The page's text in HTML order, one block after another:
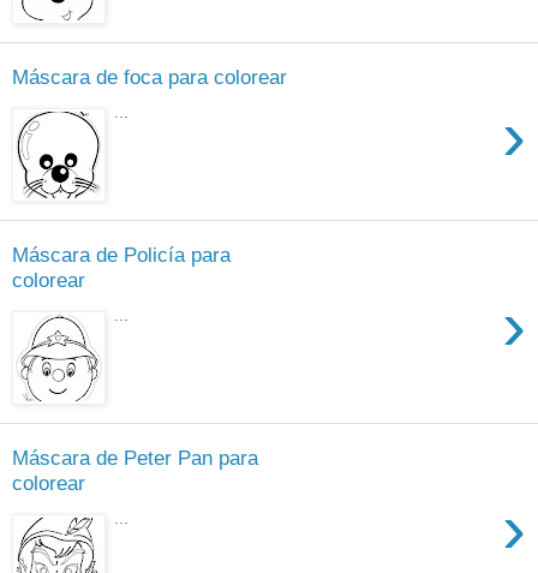
Máscara de foca para colorear
›
Máscara de Policía para
colorear
›
Máscara de Peter Pan para
colorear
›